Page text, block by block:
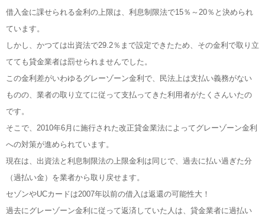
借入金に課せられる金利の上限は、利息制限法で15％～20％と決められ
ています。
しかし、かつては出資法で29.2％まで設定できたため、その金利で取り立
てても貸金業者は罰せられませんでした。
この金利差がいわゆるグレーゾーン金利で、民法上は支払い義務がない
ものの、業者の取り立てに従って支払ってきた利用者がたくさんいたの
です。
そこで、2010年6月に施行された改正貸金業法によってグレーゾーン金利
への対策が進められています。
現在は、出資法と利息制限法の上限金利は同じで、過去に払い過ぎた分
（過払い金）を業者から取り戻せます。
セゾンやUCカードは2007年以前の借入は返還の可能性大！
過去にグレーゾーン金利に従って返済していた人は、貸金業者に過払い